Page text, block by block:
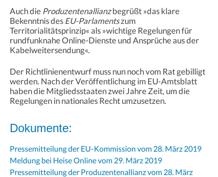
Auch die Produzentenallianzbegrüßt »das klare
Bekenntnis desEU-Parlamentszum
Territorialitätsprinzip« als »wichtige Regelungen für
rundfunknahe Online-Dienste und Ansprüche aus der
Kabelweitersendung«.
Der Richtlinienentwurf muss nun noch vom Rat gebilligt
werden. Nach der Veröffentlichung im EU-Amtsblatt
haben die Mitgliedsstaaten zwei Jahre Zeit, um die
Regelungen in nationales Recht umzusetzen.
Dokumente:
Pressemitteilung der EU-Kommission vom 28. März 2019
Meldung bei Heise Online vom 29. März 2019
Pressemitteilung der Produzentenallianz vom 28. März